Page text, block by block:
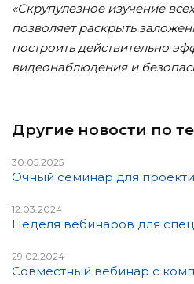
«Скрупулезное изучение
позволяет раскрыть
построить действительно
видеонаблюдения и
Другие новости по
30.05.2025
Очный семинар для
12.03.2024
Неделя вебинаров для
29.02.2024
Совместный вебинар с